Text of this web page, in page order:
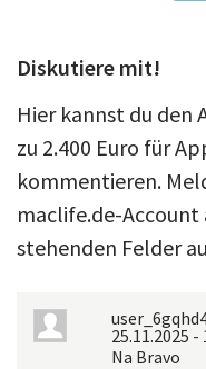
Diskutiere mit!
Hier kannst du den
zu 2.400 Euro für
kommentieren.
maclife.de-
stehenden Felder
25.11.2025 -
Na Bravo